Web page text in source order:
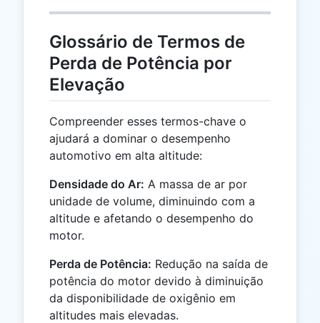
Glossário de Termos de
Perda de Potência por
Elevação
Compreender esses termos-chave o
ajudará a dominar o desempenho
automotivo em alta altitude:
Densidade do Ar: A massa de ar por
unidade de volume, diminuindo com a
altitude e afetando o desempenho do
motor.
Perda de Potência: Redução na saída de
potência do motor devido à diminuição
da disponibilidade de oxigênio em
altitudes mais elevadas.